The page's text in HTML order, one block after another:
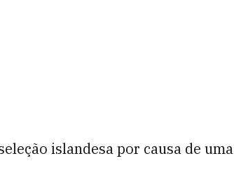
islandesa por causa de uma